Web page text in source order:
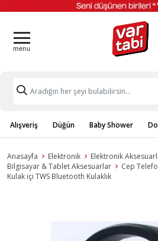
Alışveriş Düğün Baby Shower
Anasayfa Elektronik Elektronik
Bilgisayar & Tablet Aksesuarlar
Cep
Kulak içi TWS Bluetooth Kulaklık